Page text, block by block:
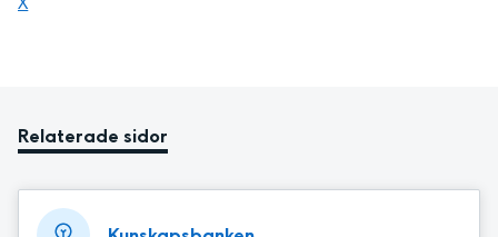
Relaterade sidor